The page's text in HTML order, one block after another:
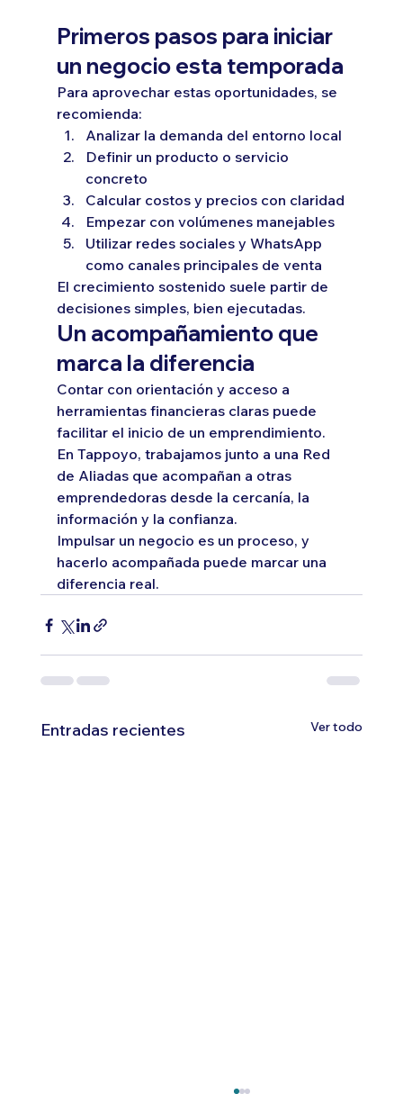
Primeros pasos para iniciar
un negocio esta temporada
Para aprovechar estas oportunidades, se
recomienda:
Analizar la demanda del entorno local
Definir un producto o servicio
concreto
Calcular costos y precios con claridad
Empezar con volúmenes manejables
Utilizar redes sociales y WhatsApp
como canales principales de venta
El crecimiento sostenido suele partir de
decisiones simples, bien ejecutadas.
Un acompañamiento que
marca la diferencia
Contar con orientación y acceso a
herramientas financieras claras puede
facilitar el inicio de un emprendimiento.
En Tappoyo, trabajamos junto a una Red
de Aliadas que acompañan a otras
emprendedoras desde la cercanía, la
información y la confianza.
Impulsar un negocio es un proceso, y
hacerlo acompañada puede marcar una
diferencia real.
Entradas recientes Ver todo